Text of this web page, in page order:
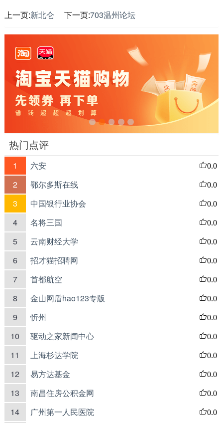
上一页:新北仑 下一页:703温州论坛
热门点评
1 六安 0.0
2 鄂尔多斯在线 0.0
3 中国银行业协会 0.0
4 名将三国 0.0
5 云南财经大学 0.0
6 招才猫招聘网 0.0
7 首都航空 0.0
8 金山网盾hao123专版 0.0
9 忻州 0.0
10 驱动之家新闻中心 0.0
11 上海杉达学院 0.0
12 易方达基金 0.0
13 南昌住房公积金网 0.0
14 广州第一人民医院 0.0